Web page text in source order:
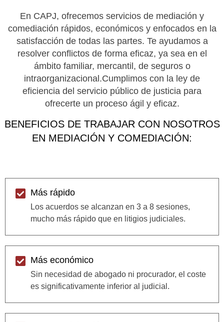
En CAPJ, ofrecemos servicios de mediación y
comediación rápidos, económicos y enfocados en la
satisfacción de todas las partes. Te ayudamos a
resolver conflictos de forma eficaz, ya sea en el
ámbito familiar, mercantil, de seguros o
intraorganizacional.Cumplimos con la ley de
eficiencia del servicio público de justicia para
ofrecerte un proceso ágil y eficaz.
BENEFICIOS DE TRABAJAR CON NOSOTROS
EN MEDIACIÓN Y COMEDIACIÓN:
Más rápido
Los acuerdos se alcanzan en 3 a 8 sesiones,
mucho más rápido que en litigios judiciales.
Más económico
Sin necesidad de abogado ni procurador, el coste
es significativamente inferior al judicial.